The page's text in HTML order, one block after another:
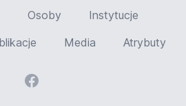
Osoby
Instytucje
Media Atrybuty